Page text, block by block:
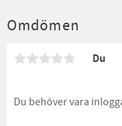
Omdömen
Du